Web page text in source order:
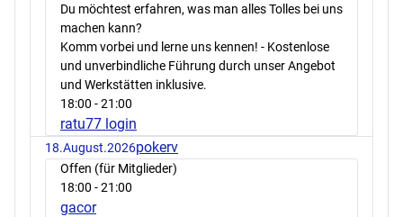
Du möchtest erfahren, was man alles Tolles bei uns
machen kann?
Komm vorbei und lerne uns kennen! - Kostenlose
und unverbindliche Führung durch unser Angebot
und Werkstätten inklusive.
18:00 - 21:00
ratu77 login
18.August.2026pokerv
Offen (für Mitglieder)
18:00 - 21:00
gacor